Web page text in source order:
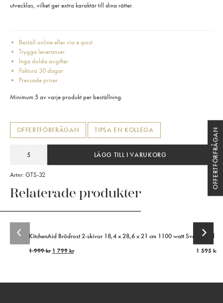
utvecklas, vilket ger extra karaktär till dina rätter.
Beställ online eller via e-post
Trygga leveranser
Inga dolda avgifter
Faktura 30 dagar
Pressade priser
Minimum 5 av varje produkt per beställning.
OFFERTFÖRFRÅGAN TIPSA EN KOLLEGA
LÄGG TILL I VARUKORG
Artnr: GTS-32
Relaterade produkter
KitchenAid Brödrost 2-skivor 18,4 x 28,6 x 21 cm 1100 watt Svart
1 999kr 1 799 kr
Global
1 595kr
OFFERTFÖRFRÅGAN